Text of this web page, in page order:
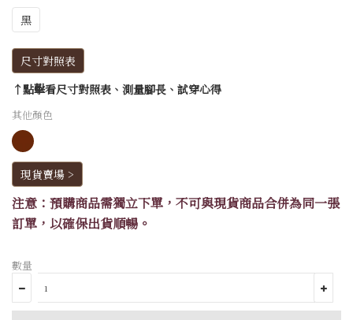
黑
尺寸對照表
↑點擊看尺寸對照表、測量腳長、試穿心得
其他顏色
現貨賣場 >
注意：預購商品需獨立下單，不可與現貨商品合併為同一張
訂單，以確保出貨順暢。
數量